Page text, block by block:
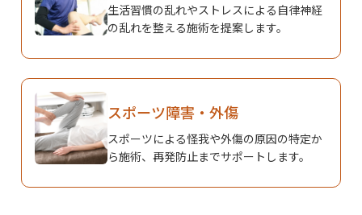
生活習慣の乱れやストレスによる自律神経
の乱れを整える施術を提案します。
スポーツ障害・外傷
スポーツによる怪我や外傷の原因の特定か
ら施術、再発防止までサポートします。